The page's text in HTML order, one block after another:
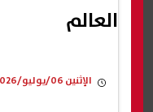
العالم
الإثنين 06/يوليو/2026 - 04:09 م